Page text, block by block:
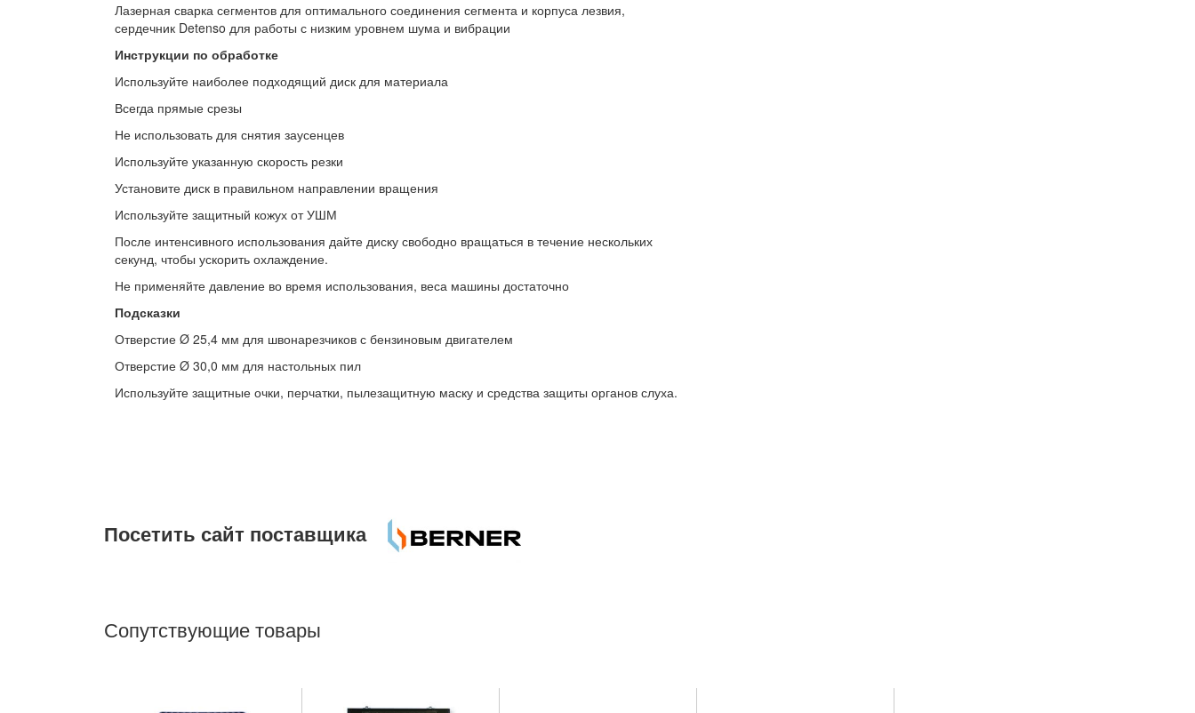
Лазерная сварка сегментов для оптимального соединения сегмента и корпуса лезвия,
сердечник Detenso для работы с низким уровнем шума и вибрации
Инструкции по обработке
Используйте наиболее подходящий диск для материала
Всегда прямые срезы
Не использовать для снятия заусенцев
Используйте указанную скорость резки
Установите диск в правильном направлении вращения
Используйте защитный кожух от УШМ
После интенсивного использования дайте диску свободно вращаться в течение нескольких
секунд, чтобы ускорить охлаждение.
Не применяйте давление во время использования, веса машины достаточно
Подсказки
Отверстие Ø 25,4 мм для швонарезчиков с бензиновым двигателем
Отверстие Ø 30,0 мм для настольных пил
Используйте защитные очки, перчатки, пылезащитную маску и средства защиты органов слуха.
Посетить сайт поставщика
Сопутствующие товары